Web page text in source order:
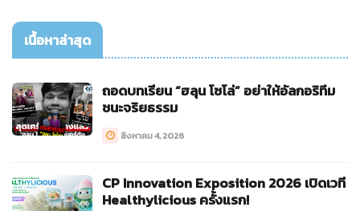
เนื้อหาล่าสุด
ถอดบทเรียน “ฮลุน โซโล่” อย่าให้อัลกอริทึม
ชนะจริยธรรม
สิงหาคม 4, 2026
CP Innovation Exposition 2026 เปิดเวที
Healthylicious ครั้งแรก!